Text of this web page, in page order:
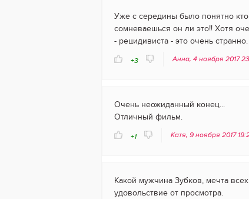
Уже с середины было понятно кто
сомневаешься он ли это!! Хотя
- рецидивиста - это очень
+3 Анна, 4 ноября 2017
Очень неожиданный конец...
Отличный фильм.
+1 Катя, 9 ноября 2017
Какой мужчина Зубков, мечта
удовольствие от просмотра.